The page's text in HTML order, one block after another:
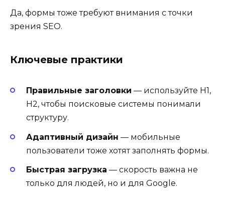
Да, формы тоже требуют внимания с точки
зрения SEO.
Ключевые практики
Правильные заголовки — используйте H1,
H2, чтобы поисковые системы понимали
структуру.
Адаптивный дизайн — мобильные
пользователи тоже хотят заполнять формы.
Быстрая загрузка — скорость важна не
только для людей, но и для Google.